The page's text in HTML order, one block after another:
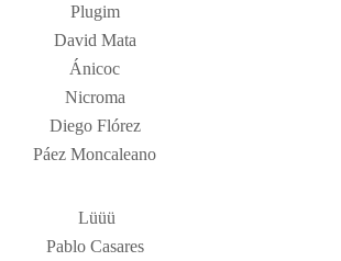
Plugim
David Mata
Ánicoc
Nicroma
Diego Flórez
Páez Moncaleano
Lüüü
Pablo Casares